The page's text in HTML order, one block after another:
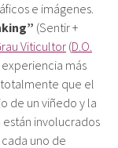
e imágenes.
(Sentir +
Viticultor(D.O.
más
totalmente que el
de un viñedo y la
están involucrados
uno de